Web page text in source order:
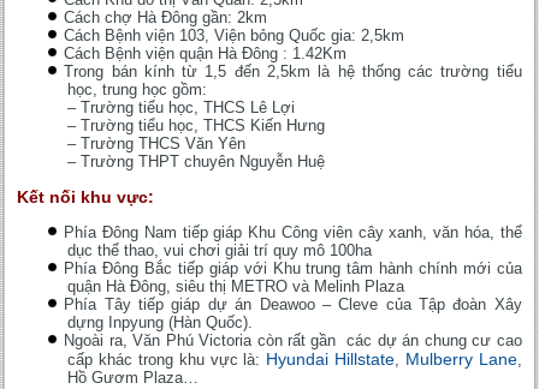
Cách chợ Hà Đông gần: 2km
Cách Bệnh viện 103, Viện bỏng Quốc gia: 2,5km
Cách Bệnh viện quận Hà Đông : 1.42Km
Trong bán kính từ 1,5 đến 2,5km là hệ thống các trường tiểu
học, trung học gồm:
– Trường tiểu học, THCS Lê Lợi
– Trường tiểu học, THCS Kiến Hưng
– Trường THCS Văn Yên
– Trường THPT chuyên Nguyễn Huệ
Kết nối khu vực:
Phía Đông Nam tiếp giáp Khu Công viên cây xanh, văn hóa, thể
dục thể thao, vui chơi giải trí quy mô 100ha
Phía Đông Bắc tiếp giáp với Khu trung tâm hành chính mới của
quận Hà Đông, siêu thị METRO và Melinh Plaza
Phía Tây tiếp giáp dự án Deawoo – Cleve của Tập đoàn Xây
dựng Inpyung (Hàn Quốc).
Ngoài ra, Văn Phú Victoria còn rất gần các dự án chung cư cao
cấp khác trong khu vực là: Hyundai Hillstate, Mulberry Lane,
Hồ Gươm Plaza…